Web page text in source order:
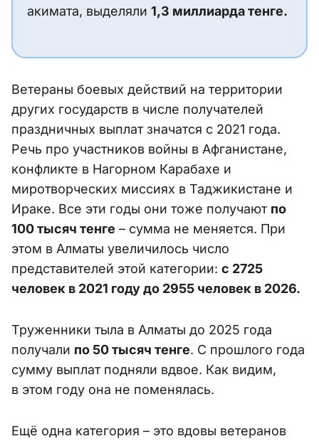
акимата, выделяли 1,3 миллиарда тенге.
Ветераны боевых действий на территории
других государств в числе получателей
праздничных выплат значатся с 2021 года.
Речь про участников войны в Афганистане,
конфликте в Нагорном Карабахе и
миротворческих миссиях в Таджикистане и
Ираке. Все эти годы они тоже получают по
100 тысяч тенге – сумма не меняется. При
этом в Алматы увеличилось число
представителей этой категории: с 2725
человек в 2021 году до 2955 человек в 2026.
Труженники тыла в Алматы до 2025 года
получали по 50 тысяч тенге. С прошлого года
сумму выплат подняли вдвое. Как видим,
в этом году она не поменялась.
Ещё одна категория – это вдовы ветеранов